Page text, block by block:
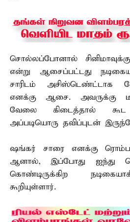
சொல்லப்போனால்
என்று ஆசைப்பட்டது
சாரிடம் அசிஸ்டெண்ட்டாக
எனக்கு ஆசை. அவருக்கு
வேலை கிடைத்தால்
அப்படியொரு தவிப்புடன்
ஷங்கர் சாரை எனக்கு ரொம்ப
ஆனால், இப்போது ஐந்து
கொண்டிருக்கிற
கூறியுள்ளார்.